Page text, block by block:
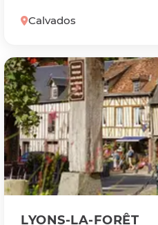
Calvados
LYONS-LA-FORÊT